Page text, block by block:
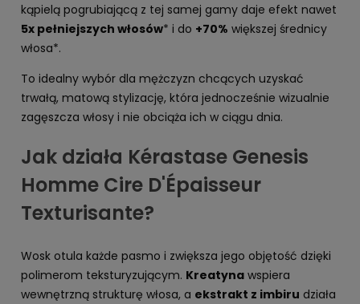
kąpielą pogrubiającą z tej samej gamy daje efekt nawet
5x pełniejszych włosów* i do +70% większej średnicy
włosa*.
To idealny wybór dla mężczyzn chcących uzyskać
trwałą, matową stylizację, która jednocześnie wizualnie
zagęszcza włosy i nie obciąża ich w ciągu dnia.
Jak działa Kérastase Genesis
Homme Cire D'Épaisseur
Texturisante?
Wosk otula każde pasmo i zwiększa jego objętość dzięki
polimerom teksturyzującym. Kreatyna wspiera
wewnętrzną strukturę włosa, a ekstrakt z imbiru działa